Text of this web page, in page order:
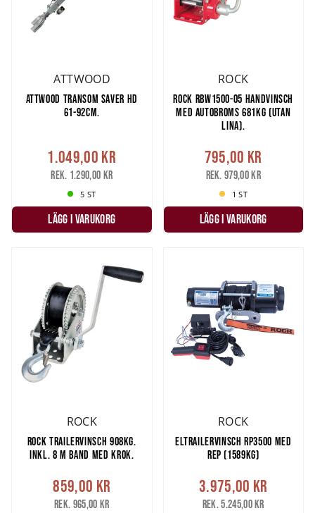
ATTWOOD
ATTWOOD TRANSOM SAVER HD
61-92CM.
1.049,00 kr
Rek. 1.290,00 kr
5 ST
LÄGG I VARUKORG
ROCK
ROCK RBW1500-05 HANDVINSCH
MED AUTOBROMS 681KG (UTAN
LINA).
795,00 kr
Rek. 979,00 kr
1 ST
LÄGG I VARUKORG
ROCK
ROCK TRAILERVINSCH 908KG.
INKL. 8 M BAND MED KROK.
859,00 kr
Rek. 965,00 kr
ROCK
ELTRAILERVINSCH RP3500 MED
REP (1589KG)
3.975,00 kr
Rek. 5.245,00 kr